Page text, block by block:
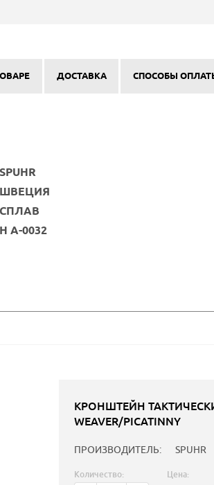
ДОСТАВКА СПОСОБЫ
SPUHR
ШВЕЦИЯ
СПЛАВ
Н А-0032
КРОНШТЕЙН
WEAVER/PICATINNY
ПРОИЗВОДИТЕЛЬ: SPUHR
Количество: Цена: